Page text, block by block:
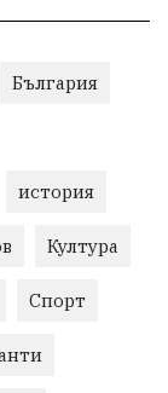
България
история
Култура
Спорт